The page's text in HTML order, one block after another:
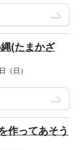
(たまかざ
（日）
作ってあそう